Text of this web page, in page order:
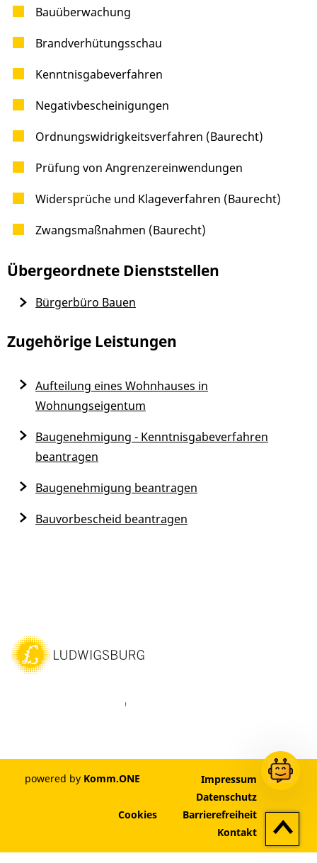
Bauüberwachung
Brandverhütungsschau
Kenntnisgabeverfahren
Negativbescheinigungen
Ordnungswidrigkeitsverfahren (Baurecht)
Prüfung von Angrenzereinwendungen
Widersprüche und Klageverfahren (Baurecht)
Zwangsmaßnahmen (Baurecht)
Übergeordnete Dienststellen
Bürgerbüro Bauen
Zugehörige Leistungen
Aufteilung eines Wohnhauses in
Wohnungseigentum
Baugenehmigung - Kenntnisgabeverfahren
beantragen
Baugenehmigung beantragen
Bauvorbescheid beantragen
LinkedIn
powered by Komm.ONE
Impressum
Datenschutz
Cookies
Barrierefreiheit
Kontakt
Zum